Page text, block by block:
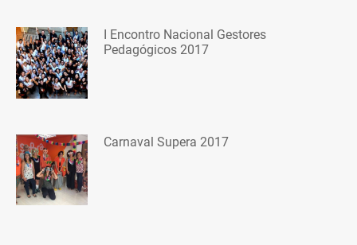
I Encontro Nacional Gestores
Pedagógicos 2017
Carnaval Supera 2017